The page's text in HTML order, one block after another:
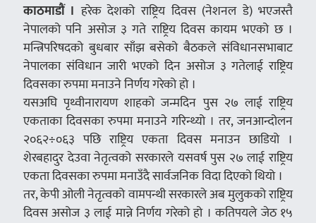
काठमाडौं । हरेक देशको राष्ट्रिय दिवस (नेशनल डे) भएजस्तै
नेपालको पनि असोज ३ गते राष्ट्रिय दिवस कायम भएको छ ।
मन्त्रिपरिषदको बुधबार साँझ बसेको बैठकले संविधानसभाबाट
नेपालका संविधान जारी भएको दिन असोज ३ गतेलाई राष्ट्रिय
दिवसका रुपमा मनाउने निर्णय गरेको हो ।
यसअघि पृथ्वीनारायण शाहको जन्मदिन पुस २७ लाई राष्ट्रिय
एकताका दिवसका रुपमा मनाउने गरिन्थ्यो । तर, जनआन्दोलन
२०६२÷०६३ पछि राष्ट्रिय एकता दिवस मनाउन छाडियो ।
शेरबहादुर देउवा नेतृत्वको सरकारले यसवर्ष पुस २७ लाई राष्ट्रिय
एकता दिवसका रुपमा मनाउँदै सार्वजनिक विदा दिएको थियो ।
तर, केपी ओली नेतृत्वको वामपन्थी सरकारले अब मुलुकको राष्ट्रिय
दिवस असोज ३ लाई मान्ने निर्णय गरेको हो । कतिपयले जेठ १५